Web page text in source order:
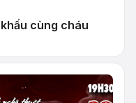
cùng cháu